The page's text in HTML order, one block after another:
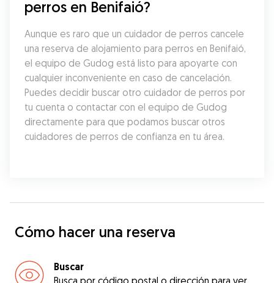
perros en Benifaió?
Aunque es raro que un cuidador de perros cancele
una reserva de alojamiento para perros en Benifaió,
el equipo de Gudog está listo para apoyarte con
cualquier inconveniente en caso de cancelación.
Puedes decidir buscar otro cuidador de perros por
tu cuenta o contactar con el equipo de Gudog
directamente para que podamos buscar otros
cuidadores de perros de confianza en tu área.
Cómo hacer una reserva
Buscar
Busca por código postal o dirección para ver